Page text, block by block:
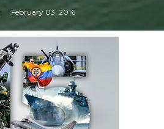
February 03, 2016